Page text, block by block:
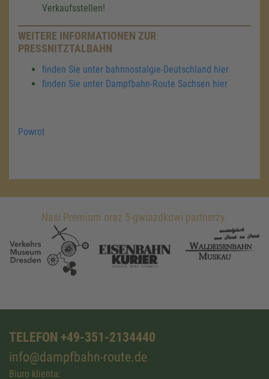
Verkaufsstellen!
WEITERE INFORMATIONEN ZUR
PRESSNITZTALBAHN
finden Sie unter bahnnostalgie-Deutschland hier
finden Sie unter Dampfbahn-Route Sachsen hier
Powrot
Nasi Premium oraz 5-gwiazdkowi partnerzy.
TELEFON +49-351-2134440
info@dampfbahn-route.de
Biuro klienta: